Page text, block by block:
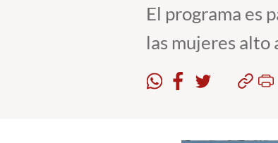
El programa es
las mujeres alto